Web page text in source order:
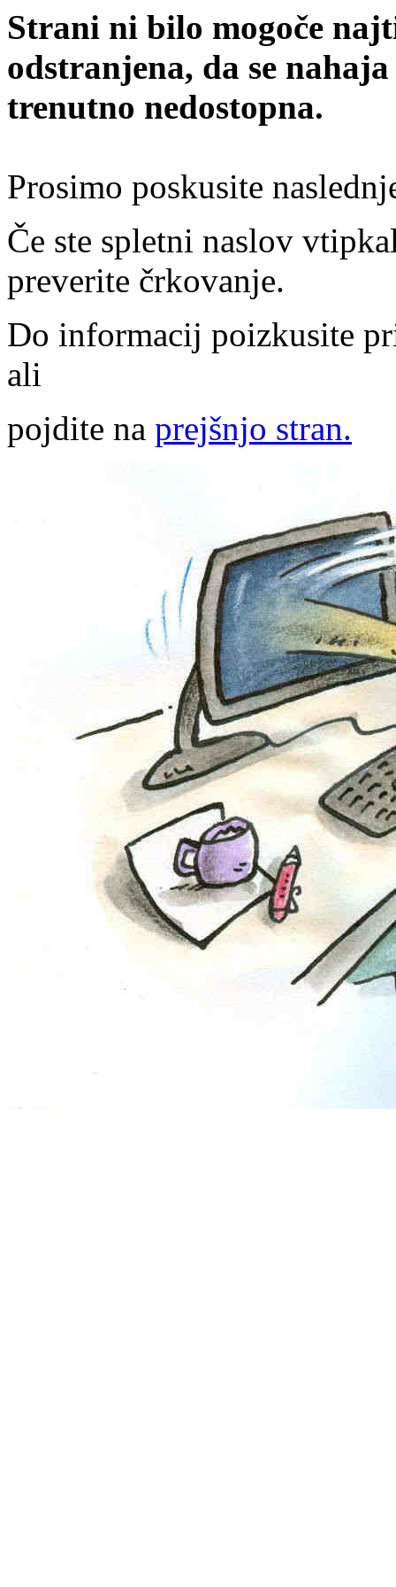
Strani ni bilo mogoče
odstranjena, da se
trenutno nedostopna.
Prosimo poskusite
Če ste spletni naslov
preverite črkovanje.
Do informacij poizkusite
ali
pojdite na prejšnjo stran.